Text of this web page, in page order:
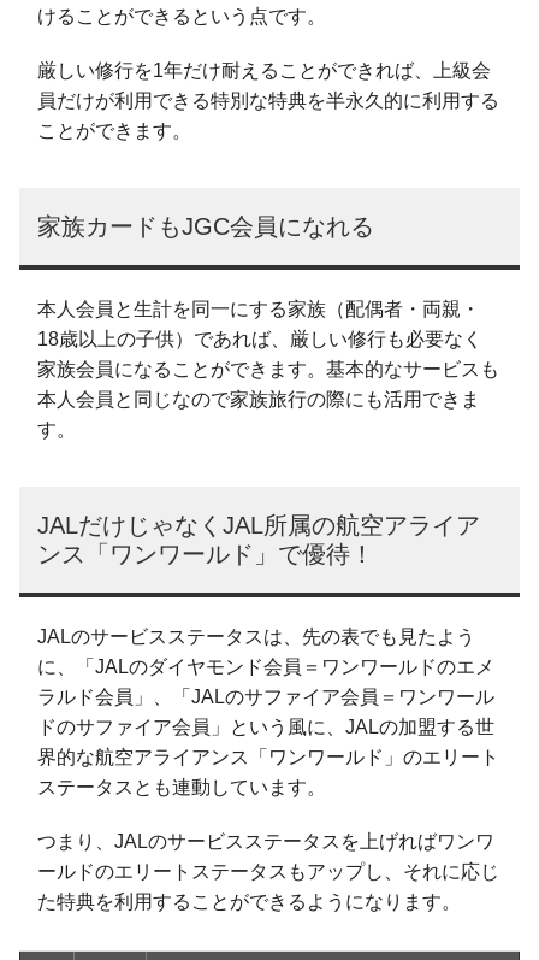
けることができるという点です。
厳しい修行を1年だけ耐えることができれば、上級会
員だけが利用できる特別な特典を半永久的に利用する
ことができます。
家族カードもJGC会員になれる
本人会員と生計を同一にする家族（配偶者・両親・
18歳以上の子供）であれば、厳しい修行も必要なく
家族会員になることができます。基本的なサービスも
本人会員と同じなので家族旅行の際にも活用できま
す。
JALだけじゃなくJAL所属の航空アライア
ンス「ワンワールド」で優待！
JALのサービスステータスは、先の表でも見たよう
に、「JALのダイヤモンド会員＝ワンワールドのエメ
ラルド会員」、「JALのサファイア会員＝ワンワール
ドのサファイア会員」という風に、JALの加盟する世
界的な航空アライアンス「ワンワールド」のエリート
ステータスとも連動しています。
つまり、JALのサービスステータスを上げればワンワ
ールドのエリートステータスもアップし、それに応じ
た特典を利用することができるようになります。